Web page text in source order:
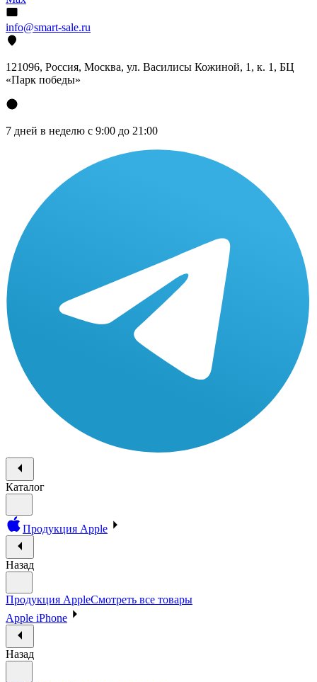
info@smart-sale.ru
121096, Россия, Москва, ул. Василисы Кожиной, 1, к. 1, БЦ
«Парк победы»
7 дней в неделю с 9:00 до 21:00
Каталог
Продукция Apple
Назад
Продукция AppleСмотреть все товары
Apple iPhone
Назад